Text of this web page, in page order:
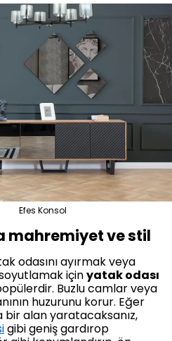
Efes Konsol
mahremiyet ve stil
odasını ayırmak veya
içinyatak odası
Buzlu camlar veya
huzurunu korur. Eğer
bir alan yaratacaksanız,
gibi geniş gardırop